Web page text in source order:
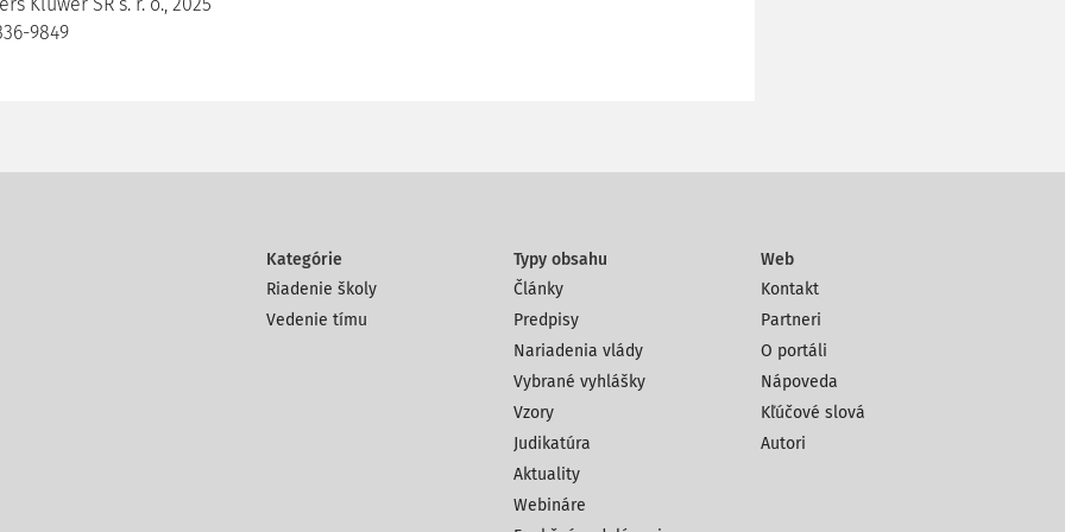
9849
Kategórie
Riadenie školy
Vedenie tímu
Typy obsahu
Články
Predpisy
Nariadenia vlády
Vybrané vyhlášky
Vzory
Judikatúra
Aktuality
Webináre
Web
Kontakt
Partneri
O portáli
Nápoveda
Kľúčové slová
Autori